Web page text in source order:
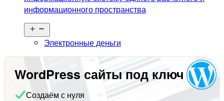
информационного пространства
меню
Электронные деньги
WordPress сайты под ключ
Создаём с нуля